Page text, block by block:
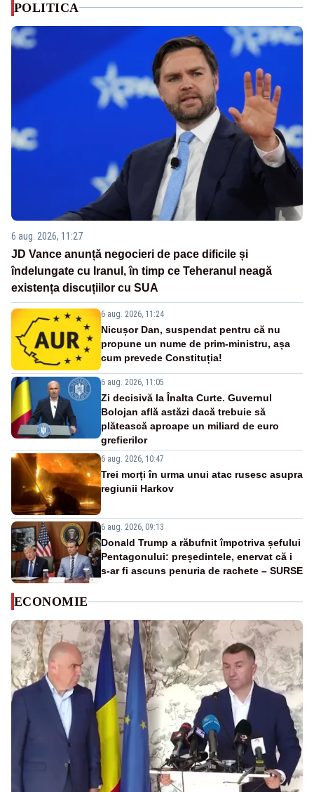
POLITICA
6 aug. 2026, 11:27
JD Vance anunță negocieri de pace dificile și
îndelungate cu Iranul, în timp ce Teheranul neagă
existența discuțiilor cu SUA
6 aug. 2026, 11:24
Nicușor Dan, suspendat pentru că nu
propune un nume de prim-ministru, așa
cum prevede Constituția!
6 aug. 2026, 11:05
Zi decisivă la Înalta Curte. Guvernul
Bolojan află astăzi dacă trebuie să
plătească aproape un miliard de euro
grefierilor
6 aug. 2026, 10:47
Trei morți în urma unui atac rusesc asupra
regiunii Harkov
6 aug. 2026, 09:13
Donald Trump a răbufnit împotriva șefului
Pentagonului: președintele, enervat că i
s-ar fi ascuns penuria de rachete – SURSE
ECONOMIE